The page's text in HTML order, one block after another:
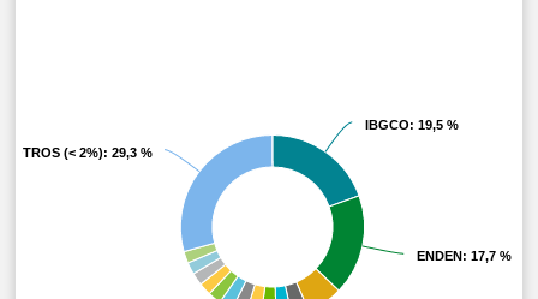
IBGCO: 19,5 %
IBGCO: 19,5 %
ENDEN: 17,7 %
ENDEN: 17,7 %
OTROS (< 2%): 29,3 %
OTROS (< 2%): 29,3 %